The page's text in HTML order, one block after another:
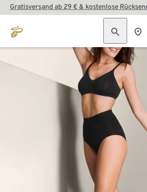
Gratisversand ab 29 € & kostenlose